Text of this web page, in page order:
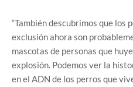
“También descubrimos que los
exclusión ahora son
mascotas de personas que
explosión. Podemos ver la
en el ADN de los perros que